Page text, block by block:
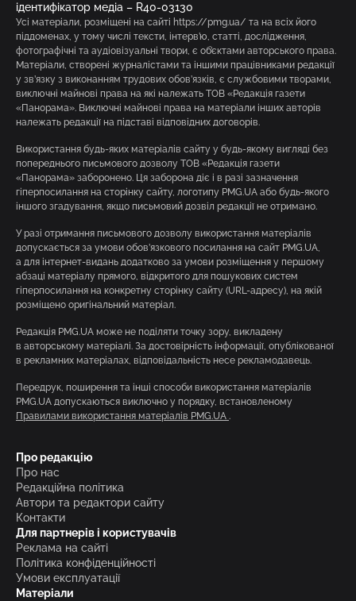
ідентифікатор медіа – R40-03130
Усі матеріали, розміщені на сайті https://pmg.ua/ та на всіх його
піддоменах, у тому числі тексти, інтерв’ю, статті, дослідження,
фотографічні та аудіовізуальні твори, є об’єктами авторського права.
Матеріали, створені журналістами та іншими працівниками редакції
у зв’язку з виконанням трудових обов’язків, є службовими творами,
виключні майнові права на які належать ТОВ «Редакція газети
«Панорама». Виключні майнові права на матеріали інших авторів
належать редакції на підставі відповідних договорів.
Використання будь-яких матеріалів сайту у будь-якому вигляді без
попереднього письмового дозволу ТОВ «Редакція газети
«Панорама» заборонено. Ця заборона діє і в разі зазначення
гіперпосилання на сторінку сайту, логотипу PMG.UA або будь-якого
іншого згадування, якщо письмовий дозвіл редакції не отримано.
У разі отримання письмового дозволу використання матеріалів
допускається за умови обов’язкового посилання на сайт PMG.UA,
а для інтернет-видань додатково за умови розміщення у першому
абзаці матеріалу прямого, відкритого для пошукових систем
гіперпосилання на конкретну сторінку сайту (URL-адресу), на якій
розміщено оригінальний матеріал.
Редакція PMG.UA може не поділяти точку зору, викладену
в авторському матеріалі. За достовірність інформації, опублікованої
в рекламних матеріалах, відповідальність несе рекламодавець.
Передрук, поширення та інші способи використання матеріалів
PMG.UA допускаються виключно у порядку, встановленому
Правилами використання матеріалів PMG.UA .
Про редакцію
Про нас
Редакційна політика
Автори та редактори сайту
Контакти
Для партнерів і користувачів
Реклама на сайті
Політика конфіденційності
Умови експлуатації
Матеріали